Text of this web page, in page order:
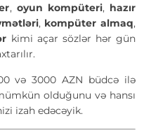
, oyun kompüteri, hazır
, kompüter almaq,
kimi açar sözlər hər gün
və 3000 AZN büdcə ilə
olduğunu və hansı
izah edəcəyik.